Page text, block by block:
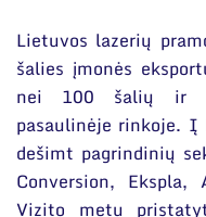
Lietuvos lazerių
šalies įmonės
nei 100 šalių ir
pasaulinėje rinkoje. Į
dešimt pagrindinių
Conversion,
Vizito metu